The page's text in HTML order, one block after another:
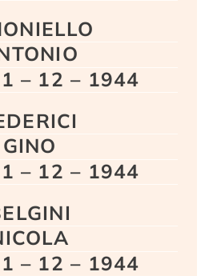
– 12 – 1944
GINO
– 12 – 1944
– 12 – 1944